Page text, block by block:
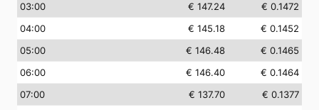
03:00 € 147.24
€ 0.1472
04:00 € 145.18
€ 0.1452
05:00 € 146.48
€ 0.1465
06:00 € 146.40
€ 0.1464
07:00 € 137.70
€ 0.1377